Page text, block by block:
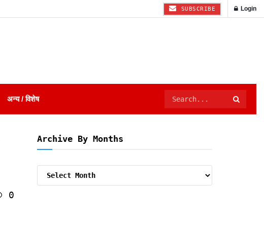
SUBSCRIBE Login
अन्य / विशेष
0
Archive By Months